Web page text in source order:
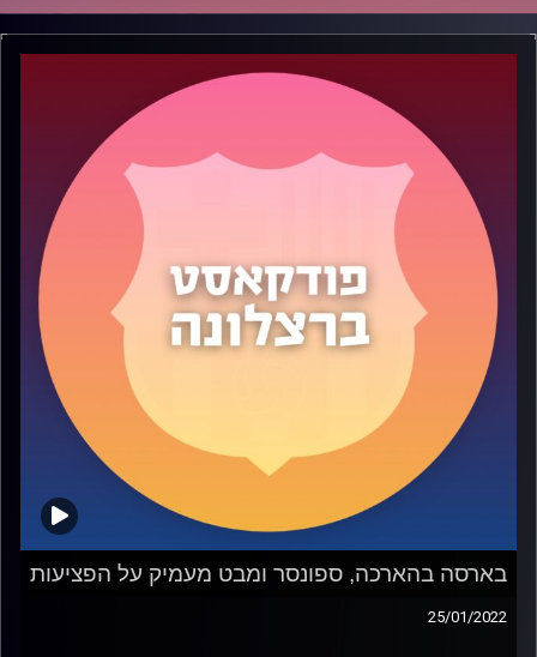
בארסה בהארכה, ספונסר ומבט מעמיק על הפציעות
25/01/2022